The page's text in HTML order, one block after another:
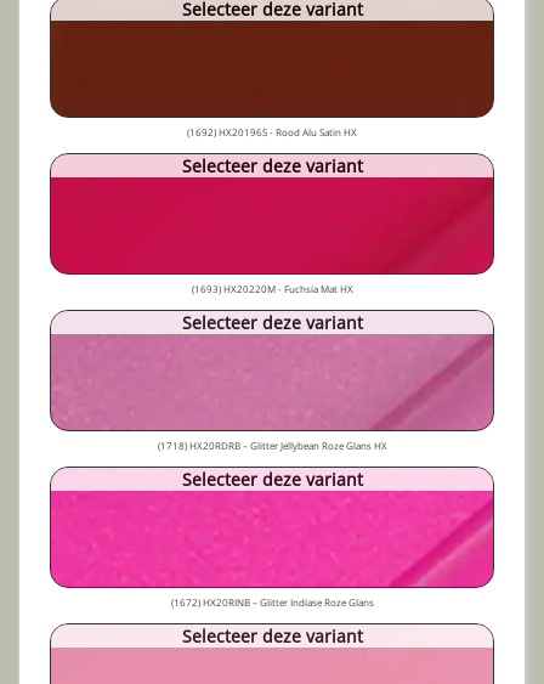
Selecteer deze variant
(1692) HX20196S - Rood Alu Satin HX
Selecteer deze variant
(1693) HX20220M - Fuchsia Mat HX
Selecteer deze variant
(1718) HX20RDRB – Glitter Jellybean Roze Glans HX
Selecteer deze variant
(1672) HX20RINB – Glitter Indiase Roze Glans
Selecteer deze variant